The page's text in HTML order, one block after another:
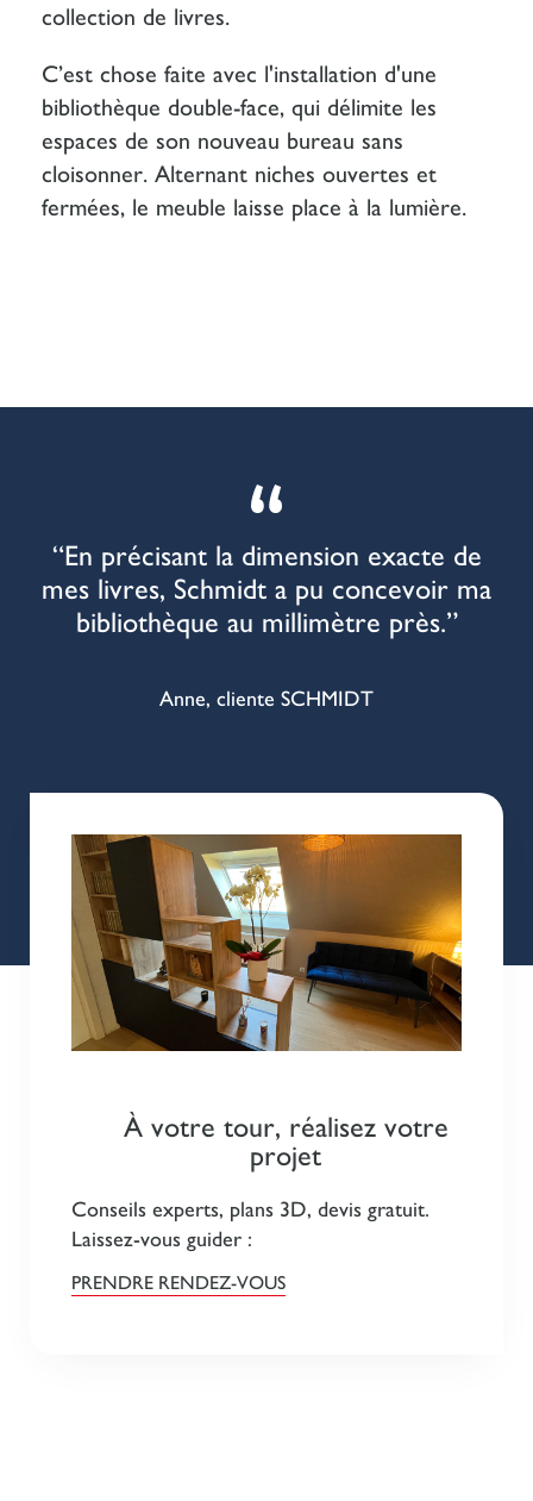
collection de livres.
C’est chose faite avec l'installation d'une
bibliothèque double-face, qui délimite les
espaces de son nouveau bureau sans
cloisonner. Alternant niches ouvertes et
fermées, le meuble laisse place à la lumière.
“En précisant la dimension exacte de
mes livres, Schmidt a pu concevoir ma
bibliothèque au millimètre près.”
Anne, cliente SCHMIDT
À votre tour, réalisez votre
projet
Conseils experts, plans 3D, devis gratuit.
Laissez-vous guider :
PRENDRE RENDEZ-VOUS